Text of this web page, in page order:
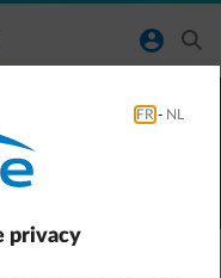
normal-account-circle search
worden
partner
FR - NL
privacy